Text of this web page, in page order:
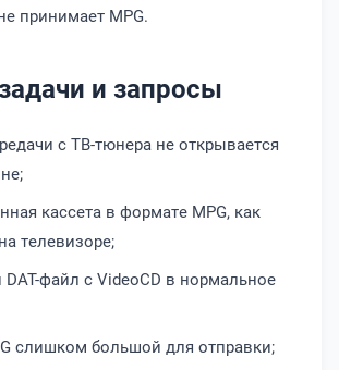
принимает MPG.
и запросы
с ТВ-тюнера не открывается
кассета в формате MPG, как
телевизоре;
DAT-файл с VideoCD в нормальное
слишком большой для отправки;